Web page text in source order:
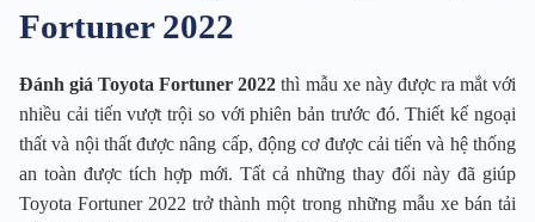
Fortuner 2022
Đánh giá Toyota Fortuner 2022 thì mẫu xe này được ra mắt với
nhiều cải tiến vượt trội so với phiên bản trước đó. Thiết kế ngoại
thất và nội thất được nâng cấp, động cơ được cải tiến và hệ thống
an toàn được tích hợp mới. Tất cả những thay đổi này đã giúp
Toyota Fortuner 2022 trở thành một trong những mẫu xe bán tải